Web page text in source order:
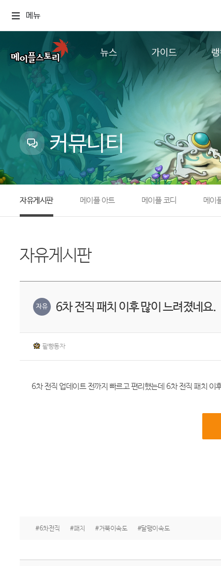
메뉴
뉴스
업데이트
이벤트
캐시샵 공지
메이플 알림판
with maple
가이드
추가정보
컨텐
커뮤니티
자유게시판 메이플 아트 메이플 코디 메이
자유게시판
자유 6차 전직 패치 이후 많이 느려졌네요.
팥빵동자
6차 전직 업데이트 전까지 빠르고 편리했는데 6차 전직 패치
#6차전직 #패치 #거북이속도 #달팽이속도